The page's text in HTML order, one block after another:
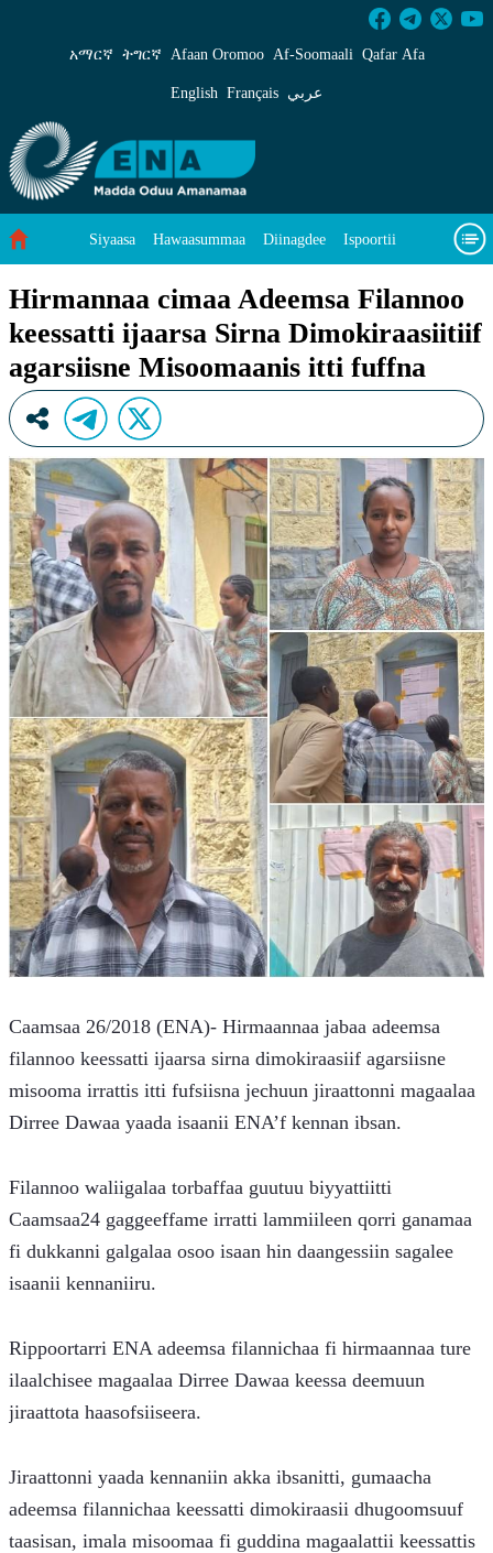
Hirmannaa cimaa Adeemsa Filannoo
አማርኛ ትግርኛ Afaan Oromoo Af‑Soomaali Qafar Afa
English Français عربي
Siyaasa Hawaasummaa Diinagdee Ispoortii
Waa’ee keenya
Hirmannaa cimaa Adeemsa Filannoo
keessatti ijaarsa Sirna Dimokiraasiitiif
agarsiisne Misoomaanis itti fuffna
Caamsaa 26/2018 (ENA)- Hirmaannaa jabaa adeemsa
filannoo keessatti ijaarsa sirna dimokiraasiif agarsiisne
misooma irrattis itti fufsiisna jechuun jiraattonni magaalaa
Dirree Dawaa yaada isaanii ENA’f kennan ibsan.
Filannoo waliigalaa torbaffaa guutuu biyyattiitti
Caamsaa24 gaggeeffame irratti lammiileen qorri ganamaa
fi dukkanni galgalaa osoo isaan hin daangessiin sagalee
isaanii kennaniiru.
Rippoortarri ENA adeemsa filannichaa fi hirmaannaa ture
ilaalchisee magaalaa Dirree Dawaa keessa deemuun
jiraattota haasofsiiseera.
Jiraattonni yaada kennaniin akka ibsanitti, gumaacha
adeemsa filannichaa keessatti dimokiraasii dhugoomsuuf
taasisan, imala misoomaa fi guddina magaalattii keessattis